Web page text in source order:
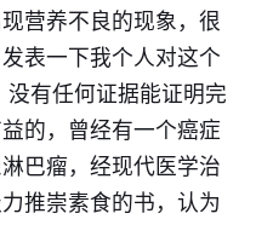
营养不良的现象，很
表一下我个人对这个
有任何证据能证明完
的，曾经有一个癌症
巴瘤，经现代医学治
推崇素食的书，认为